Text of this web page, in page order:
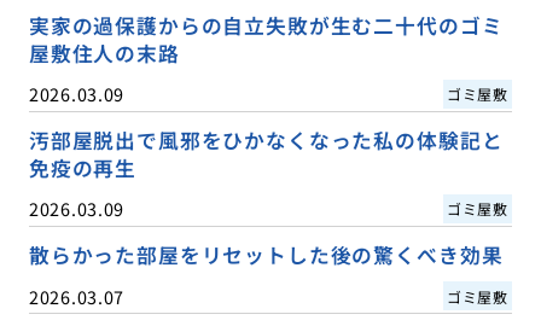
実家の過保護からの自立失敗が生む二十代のゴミ
屋敷住人の末路
2026.03.09 ゴミ屋敷
汚部屋脱出で風邪をひかなくなった私の体験記と
免疫の再生
2026.03.09 ゴミ屋敷
散らかった部屋をリセットした後の驚くべき効果
2026.03.07 ゴミ屋敷